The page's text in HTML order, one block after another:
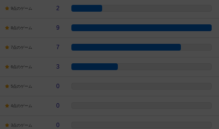
9点のゲーム 2
8点のゲーム 9
7点のゲーム 7
6点のゲーム 3
5点のゲーム 0
4点のゲーム 0
3点のゲーム 0